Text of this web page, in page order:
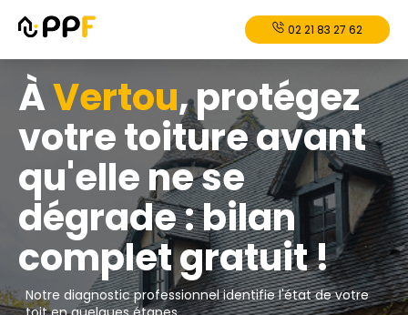
02 21 83 27 62
ÀVertou, protégez
votre toiture avant
qu'elle ne se
dégrade : bilan
complet gratuit !
Notre diagnostic professionnel identifie l'état de votre